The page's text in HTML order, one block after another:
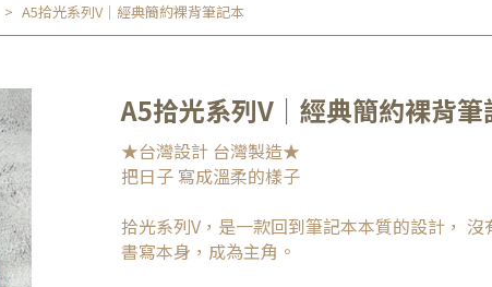
A5拾光系列V｜經典簡約裸背筆記本
A5拾光系列V｜經典簡約裸背筆
★台灣設計 台灣製造★
把日子 寫成溫柔的樣子
拾光系列V，是一款回到筆記本本質的設計，
書寫本身，成為主角。